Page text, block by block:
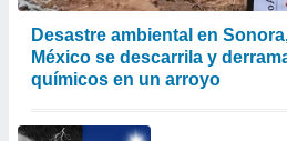
Desastre ambiental en
México se descarrila y
químicos en un arroyo